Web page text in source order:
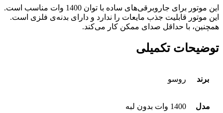
این موتور برای جاروبرقی‌های ساده با توان 1400 وات مناسب است.
این موتور قابلیت جذب مایعات را ندارد و دارای بدنه‌ی فلزی است.
همچنین، با حداقل صدای ممکن کار می‌کند.
توضیحات تکمیلی
برند روسو
مدل 1400 وات بدون لبه